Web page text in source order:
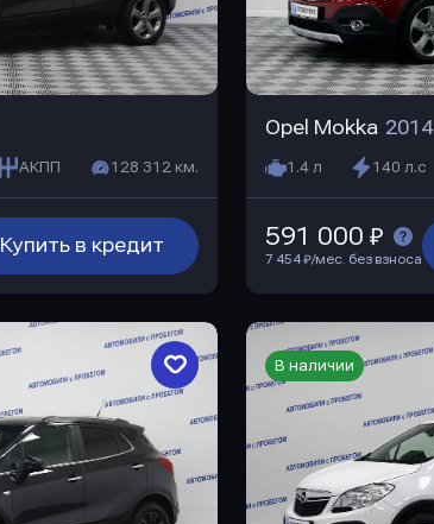
АКПП 128 312 км.
Купить в кредит
Opel Mokka 2014
1.4 л 140 л.с
591 000 ₽
7 454 ₽/мес. без взноса
В наличии